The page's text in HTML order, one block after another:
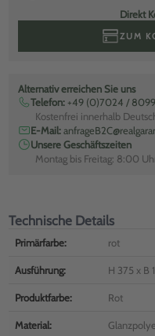
Direkt
ZUM
Alternativ erreichen Sie uns
Telefon: +49 (0)7024 /
Kostenfrei innerhalb
E-Mail:
Unsere Geschäftszeiten
Montag bis Freitag: 8:00
Technische Details
Primärfarbe: rot
Ausführung: H 375 x B
Produktfarbe: Rot
Material: